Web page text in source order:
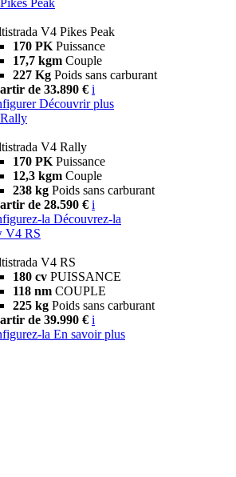
V4 Pikes Peak
170 PK Puissance
17,7 kgm Couple
227 Kg Poids sans carburant
de 33.890 € i
Découvrir plus
V4 Rally
170 PK Puissance
12,3 kgm Couple
238 kg Poids sans carburant
de 28.590 € i
la Découvrez-la
V4 RS
V4 RS
180 cv PUISSANCE
118 nm COUPLE
225 kg Poids sans carburant
de 39.990 € i
la En savoir plus